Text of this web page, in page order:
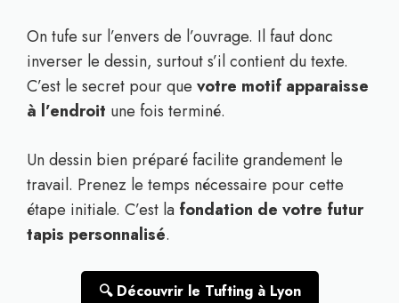
On tufe sur l’envers de l’ouvrage. Il faut donc
inverser le dessin, surtout s’il contient du texte.
C’est le secret pour que votre motif apparaisse
à l’endroit une fois terminé.
Un dessin bien préparé facilite grandement le
travail. Prenez le temps nécessaire pour cette
étape initiale. C’est la fondation de votre futur
tapis personnalisé.
🔍 Découvrir le Tufting à Lyon